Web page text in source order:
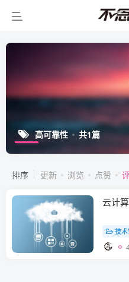
高可靠性 共1篇
排序 更新 浏览 点赞
云计
技